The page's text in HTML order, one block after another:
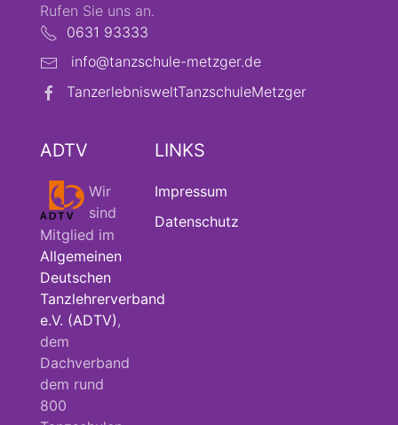
Rufen Sie uns an.
0631 93333
info@tanzschule-metzger.de
TanzerlebnisweltTanzschuleMetzger
ADTV
Wir
sind
Mitglied im
Allgemeinen
Deutschen
Tanzlehrerverband
e.V. (ADTV) ,
dem
Dachverband
dem rund
800
LINKS
Impressum
Datenschutz